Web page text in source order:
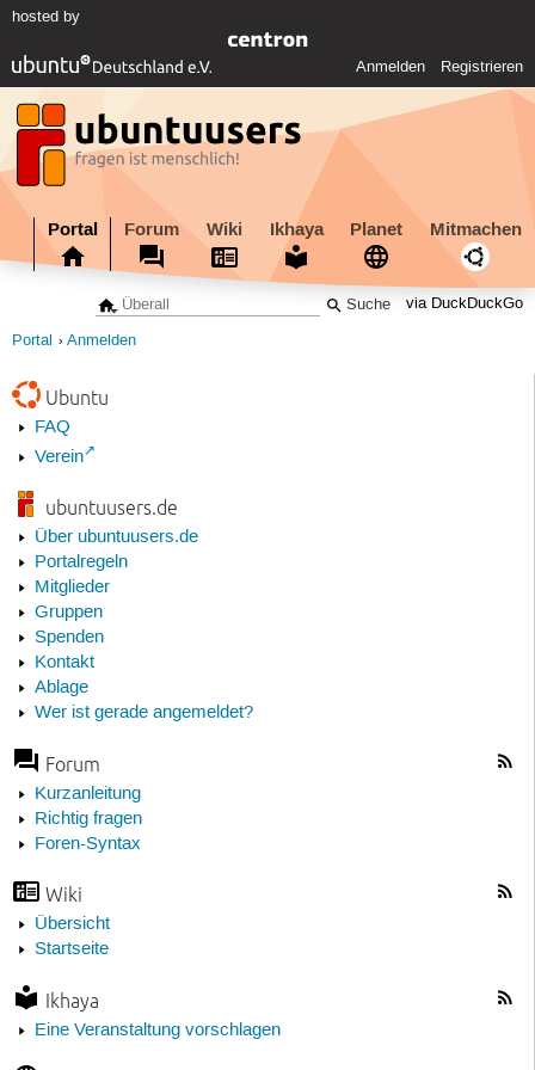
hosted by
Anmelden Registrieren
Portal Forum Wiki Ikhaya Planet Mitmachen
via DuckDuckGo
Portal Anmelden
Ubuntu
FAQ
Verein
ubuntuusers.de
Über ubuntuusers.de
Portalregeln
Mitglieder
Gruppen
Spenden
Kontakt
Ablage
Wer ist gerade angemeldet?
Forum
Kurzanleitung
Richtig fragen
Foren-Syntax
Wiki
Übersicht
Startseite
Ikhaya
Eine Veranstaltung vorschlagen